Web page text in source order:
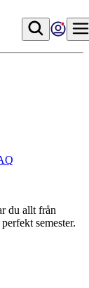
du allt från
semester.